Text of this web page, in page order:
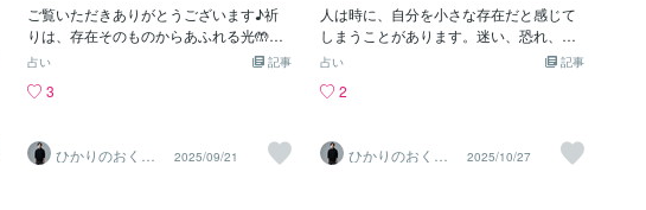
ご覧いただきありがとうございます♪祈
りは、存在そのものからあふれる光🤲✨
祈りとは遠くへ投げるものではなく胸の
もその静かな響きは必ず届いているだか
のが光の祈りだからコトノハのしずく〜
日曜日〜最後までお読みいただきありが
記事
占い
3
ひかりのおくり
て〜SinMa〜
2025/09/21
人は時に、自分を小さな存在だと感じて
しまうことがあります。迷い、恐れ、不
安。そんな感情に覆われて、自分の光を
ときも真実はひとつ。わたしたちは本来
す。それを忘れてしまっているだけ。こ
の詩は「本質へ還る」という魂の記憶を
記事
占い
2
ひかりのおくり
て〜SinMa〜
2025/10/27